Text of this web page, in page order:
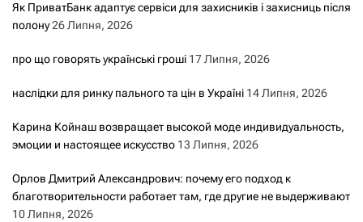
Як ПриватБанк адаптує сервіси для захисників і захисниць після
полону26 Липня, 2026
про що говорять українські гроші 17 Липня, 2026
наслідки для ринку пального та цін в Україні 14 Липня, 2026
Карина Койнаш возвращает высокой моде индивидуальность,
эмоции и настоящее искусство 13 Липня, 2026
Орлов Дмитрий Александрович: почему его подход к
благотворительности работает там, где другие не выдерживают
10 Липня, 2026